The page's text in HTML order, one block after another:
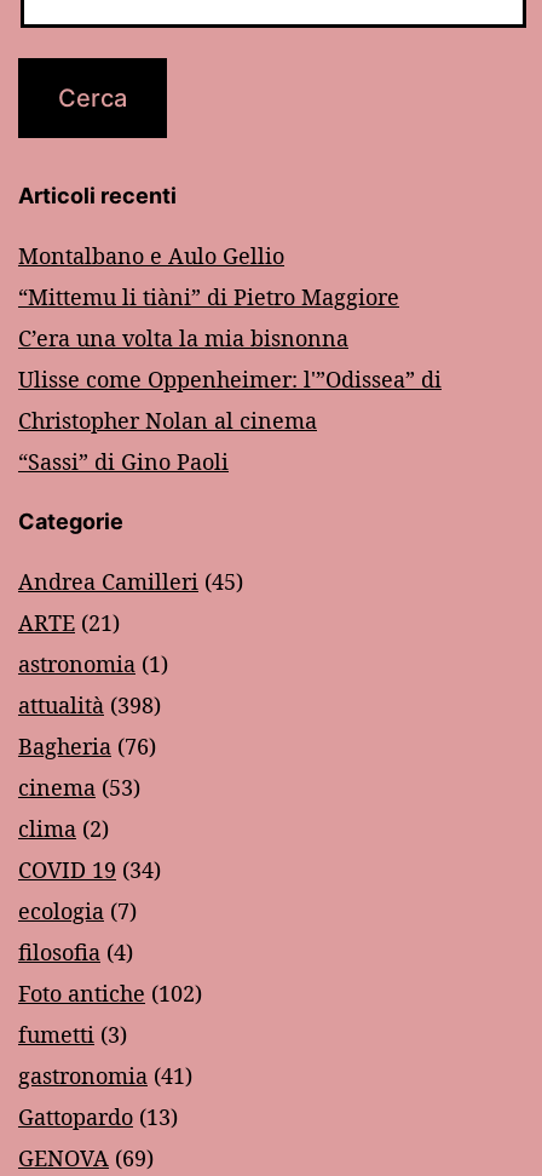
Articoli recenti
Montalbano e Aulo Gellio
“Mittemu li tiàni” di Pietro Maggiore
C’era una volta la mia bisnonna
Ulisse come Oppenheimer: l'”Odissea” di
Christopher Nolan al cinema
“Sassi” di Gino Paoli
Categorie
Andrea Camilleri (45)
ARTE (21)
astronomia (1)
attualità (398)
Bagheria (76)
cinema (53)
clima (2)
COVID 19 (34)
ecologia (7)
filosofia (4)
Foto antiche (102)
fumetti (3)
gastronomia (41)
Gattopardo (13)
GENOVA (69)